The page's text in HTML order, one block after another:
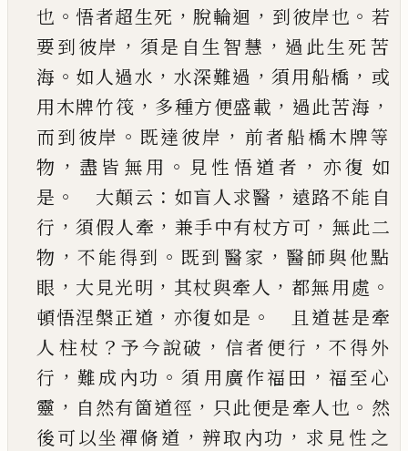
也 。 悟者超生死 ， 脫輪迴 ， 到彼岸也 。 若
要到彼岸 ， 須是自生智慧 ， 過此生死 苦
海 。 如人過水 ， 水深難過 ， 須用船橋 ， 或
用木牌竹筏 ， 多種方便盛載 ， 過此苦海 ，
而到彼岸 。 既達彼岸 ， 前者船橋木牌等
物 ， 盡皆無用 。 見性悟道者 ， 亦復 如
是 。 大顛云 ： 如盲人求醫 ， 遠路不能自
行 ， 須假人牽 ， 兼手中有杖方可 ， 無此二
物 ， 不能得到 。 既到 醫家 ， 醫師與他點
眼 ， 大見光明 ， 其杖與牽人 ， 都無用處 。
頓悟涅槃正道 ， 亦復如是 。
且道甚是牽
人 柱杖 ？ 予今說破 ， 信者便行 ， 不得外
行 ， 難成內功 。 須 用廣作福田 ， 福至心
靈 ， 自然有箇道徑 ， 只此便是牽人也 。 然
後可以坐禪脩道 ， 辨取內功 ， 求見性之